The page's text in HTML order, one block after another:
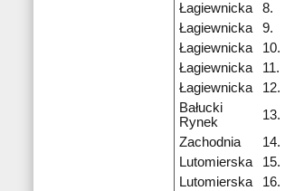
Łagiewnicka
8.
Łagiewnicka
9.
Łagiewnicka
10.
Łagiewnicka
11.
Łagiewnicka
12.
Bałucki
Rynek
13.
Zachodnia 14.
Lutomierska
15.
Lutomierska
16.